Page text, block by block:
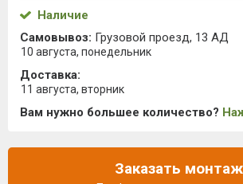
Наличие
Самовывоз: Грузовой проезд, 13 АД
10 августа, понедельник
Доставка:
11 августа, вторник
Вам нужно большее количество?
Заказать монтаж